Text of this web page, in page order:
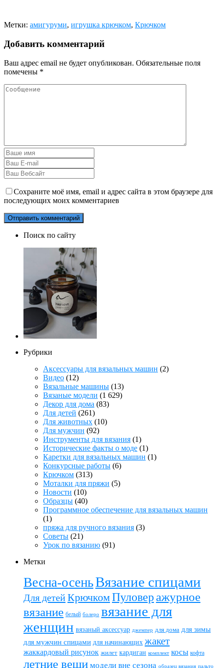
Метки: амигуруми, игрушка крючком, Крючком
Добавить комментарий
Ваш адрес email не будет опубликован. Обязательные поля
помечены *
Сохраните моё имя, email и адрес сайта в этом браузере для
последующих моих комментариев
Поиск по сайту
Рубрики
Аксессуары для вязальных машин (2)
Видео (12)
Вязальные машины (13)
Вязаные модели (1 629)
Декор для дома (83)
Для детей (261)
Для животных (10)
Для мужчин (92)
Инструменты для вязания (1)
Исторические факты о моде (1)
Каретки для вязальных машин (1)
Конкурсные работы (6)
Крючком (313)
Моталки для пряжи (5)
Новости (10)
Образцы (40)
Программное обеспечение для вязальных машин
(1)
пряжа для ручного вязания (3)
Советы (21)
Урок по вязанию (91)
Метки
Весна-осеньВязание спицами
Для детейКрючкомПуловер ажурное
вязание белый болеро вязание для
женщин вязаный аксессуар джемпер для дома для зимы
для мужчин спицами для начинающих жакет
жаккардовый рисунок жилет кардиган комплект косы кофта
летние вещи модели вне сезона образец вязания пальто